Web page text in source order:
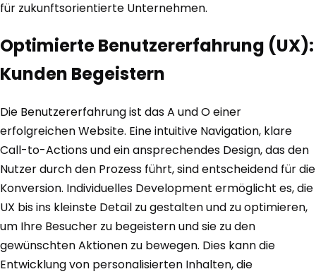
für zukunftsorientierte Unternehmen.
Optimierte Benutzererfahrung (UX):
Kunden Begeistern
Die Benutzererfahrung ist das A und O einer
erfolgreichen Website. Eine intuitive Navigation, klare
Call-to-Actions und ein ansprechendes Design, das den
Nutzer durch den Prozess führt, sind entscheidend für die
Konversion. Individuelles Development ermöglicht es, die
UX bis ins kleinste Detail zu gestalten und zu optimieren,
um Ihre Besucher zu begeistern und sie zu den
gewünschten Aktionen zu bewegen. Dies kann die
Entwicklung von personalisierten Inhalten, die